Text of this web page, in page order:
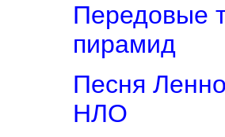
Передовые
пирамид
Песня
НЛО